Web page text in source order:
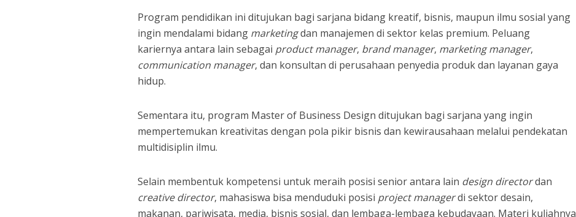
Program pendidikan ini ditujukan bagi sarjana bidang kreatif, bisnis, maupun ilmu sosial yang
ingin mendalami bidang marketingdan manajemen di sektor kelas premium. Peluang
kariernya antara lain sebagai product manager, brand manager, marketing manager,
communication manager, dan konsultan di perusahaan penyedia produk dan layanan gaya
hidup.
Sementara itu, program Master of Business Design ditujukan bagi sarjana yang ingin
mempertemukan kreativitas dengan pola pikir bisnis dan kewirausahaan melalui pendekatan
multidisiplin ilmu.
Selain membentuk kompetensi untuk meraih posisi senior antara lain design directordan
creative director, mahasiswa bisa menduduki posisi project managerdi sektor desain,
makanan, pariwisata, media, bisnis sosial, dan lembaga-lembaga kebudayaan. Materi kuliahnya